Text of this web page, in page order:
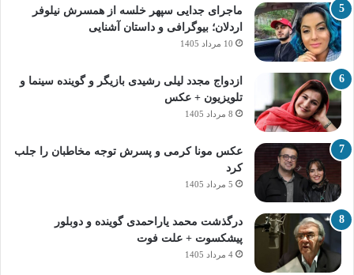
ماجرای جدایی سپهر خلسه از همسرش نیلوفر
اردلان؛ بیوگرافی و داستان آشنایی
10 مرداد 1405
ازدواج مجدد لیلی رشیدی بازیگر و گوینده سینما و
تلویزیون + عکس
8 مرداد 1405
عکس مونا کرمی و پسرش توجه مخاطبان را جلب
کرد
5 مرداد 1405
درگذشت محمد یاراحمدی گوینده و دوبلور
پیشکسوت + علت فوت
4 مرداد 1405